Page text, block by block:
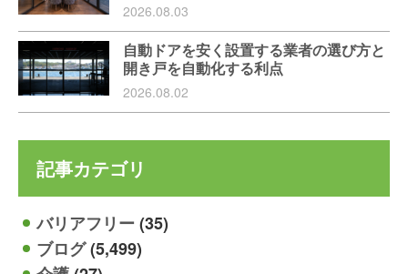
2026.08.03
自動ドアを安く設置する業者の選び方と
開き戸を自動化する利点
2026.08.02
記事カテゴリ
バリアフリー(35)
ブログ(5,499)